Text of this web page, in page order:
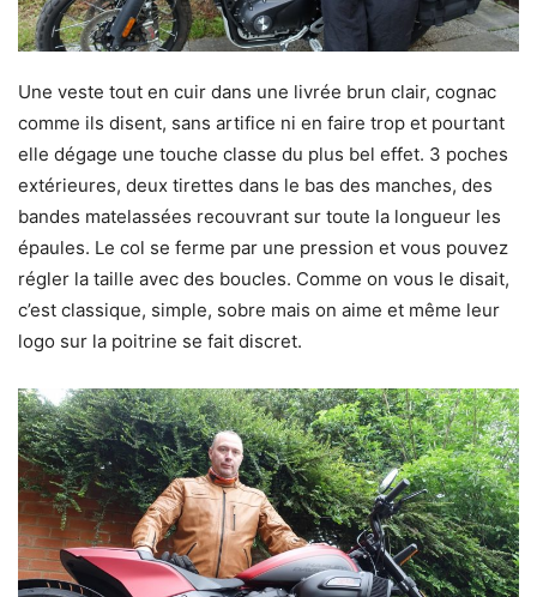
Une veste tout en cuir dans une livrée brun clair, cognac
comme ils disent, sans artifice ni en faire trop et pourtant
elle dégage une touche classe du plus bel effet. 3 poches
extérieures, deux tirettes dans le bas des manches, des
bandes matelassées recouvrant sur toute la longueur les
épaules. Le col se ferme par une pression et vous pouvez
régler la taille avec des boucles. Comme on vous le disait,
c’est classique, simple, sobre mais on aime et même leur
logo sur la poitrine se fait discret.